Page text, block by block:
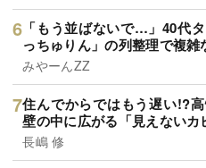
「もう並ばないで…」40代
っちゅりん」の列整理で複
みやーんZZ
住んでからではもう遅い!?
壁の中に広がる「見えないカ
長嶋 修